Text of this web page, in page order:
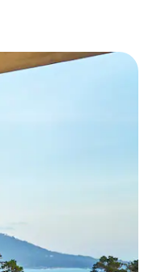
確認することができます。